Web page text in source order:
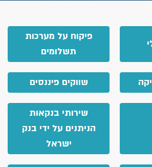
פיקוח על מערכות
תשלומים
שווקים פיננסים
שירותי בנקאות
הניתנים על ידי בנק
ישראל